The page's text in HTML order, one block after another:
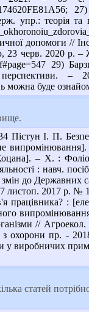
упр.: теорія
допомоги //
23 черв.
29)
буде
І. П.
– Х. :
: навч.
до Державних
листоп. 2017 р.
:
//
з охорони пр.
у виробничих
статей